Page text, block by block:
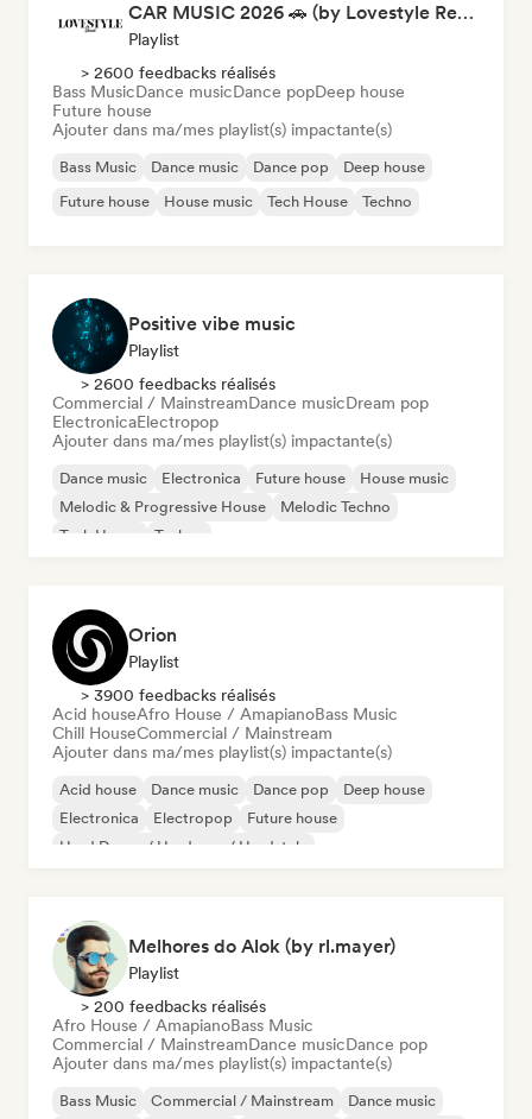
CAR MUSIC 2026 🚗 (by Lovestyle Records)
Playlist
> 2600 feedbacks réalisés
Bass MusicDance musicDance popDeep house
Future house
Ajouter dans ma/mes playlist(s) impactante(s)
Bass Music Dance music Dance pop
Deep house
Future house
House music Tech House Techno
Positive vibe music
Playlist
> 2600 feedbacks réalisés
Commercial / MainstreamDance musicDream pop
ElectronicaElectropop
Ajouter dans ma/mes playlist(s) impactante(s)
Dance music Electronica Future house
House music
Melodic & Progressive House
Melodic Techno
Tech House
Techno
Orion
Playlist
> 3900 feedbacks réalisés
Acid houseAfro House / AmapianoBass Music
Chill HouseCommercial / Mainstream
Ajouter dans ma/mes playlist(s) impactante(s)
Acid house Dance music Dance pop
Deep house
Electronica
Electropop
Future house
Hard Dance / Hardcore / Hardstyle
Melhores do Alok (by rl.mayer)
Playlist
> 200 feedbacks réalisés
Afro House / AmapianoBass Music
Commercial / MainstreamDance musicDance pop
Ajouter dans ma/mes playlist(s) impactante(s)
Bass Music Commercial / Mainstream
Dance music